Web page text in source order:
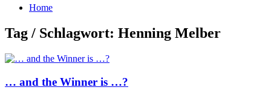
Home
Tag / Schlagwort: Henning Melber
… and the Winner is …?